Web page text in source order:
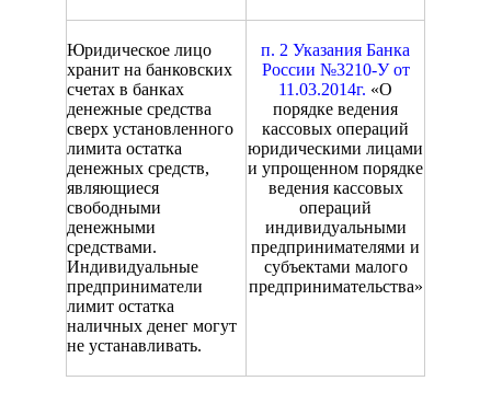
Юридическое лицо
хранит на банковских
счетах в банках
денежные средства
сверх установленного
лимита остатка
денежных средств,
являющиеся
свободными
денежными
средствами.
Индивидуальные
предприниматели
лимит остатка
наличных денег могут
не устанавливать.
п. 2 Указания Банка
России №3210-У от
11.03.2014г. «О
порядке ведения
кассовых операций
юридическими лицами
и упрощенном порядке
ведения кассовых
операций
индивидуальными
предпринимателями и
субъектами малого
предпринимательства»